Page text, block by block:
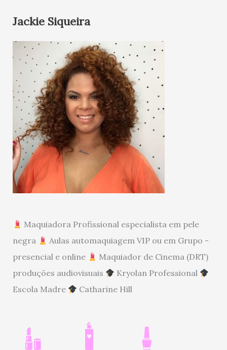
Jackie Siqueira
Maquiadora Profissional especialista em pele
negra
Aulas automaquiagem VIP ou em Grupo -
presencial e online
Maquiador de Cinema (DRT)
produções audiovisuais
Kryolan Professional
Escola Madre
Catharine Hill